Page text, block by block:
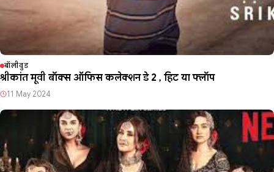
बॉलीवुड
श्रीकांत मूवी बॉक्स ऑफिस कलेक्शन डे 2 , हिट या फ्लॉप
11 May 2024